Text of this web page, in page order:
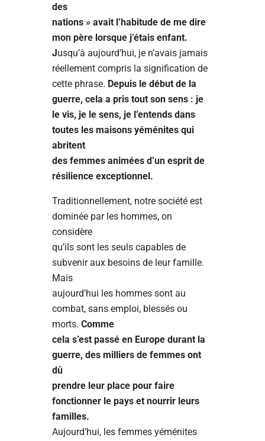
des
nations » avait l’habitude de me dire
mon père lorsque j’étais enfant.
Jusqu’à aujourd’hui, je n’avais jamais
réellement compris la signification de
cette phrase. Depuis le début de la
guerre, cela a pris tout son sens : je
le vis, je le sens, je l’entends dans
toutes les maisons yéménites qui
abritent
des femmes animées d’un esprit de
résilience exceptionnel.
Traditionnellement, notre société est
dominée par les hommes, on
considère
qu’ils sont les seuls capables de
subvenir aux besoins de leur famille.
Mais
aujourd’hui les hommes sont au
combat, sans emploi, blessés ou
morts. Comme
cela s’est passé en Europe durant la
guerre, des milliers de femmes ont
dû
prendre leur place pour faire
fonctionner le pays et nourrir leurs
familles.
Aujourd’hui, les femmes yéménites